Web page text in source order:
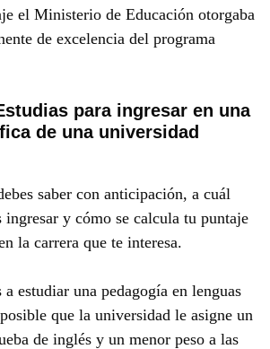
el Ministerio de Educación otorgaba
de excelencia del programa
para ingresar en una
de una universidad
saber con anticipación, a cuál
ingresar y cómo se calcula tu puntaje
la carrera que te interesa.
estudiar una pedagogía en lenguas
que la universidad le asigne un
de inglés y un menor peso a las